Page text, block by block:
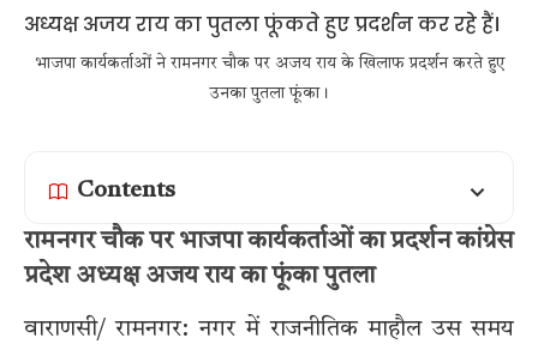
भाजपा कार्यकर्ताओं ने रामनगर चौक पर अजय राय के खिलाफ प्रदर्शन करते हुए
उनका पुतला फूंका।
Contents
रामनगर चौक पर भाजपा कार्यकर्ताओं का प्रदर्शन कांग्रेस
प्रदेश अध्यक्ष अजय राय का फूंका पुतला
वाराणसी/ रामनगर: नगर में राजनीतिक माहौल उस समय